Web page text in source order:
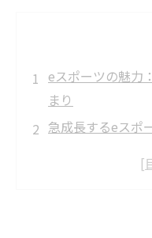
eスポーツの魅力
まり
急成長するeスポ
障がい者や若年